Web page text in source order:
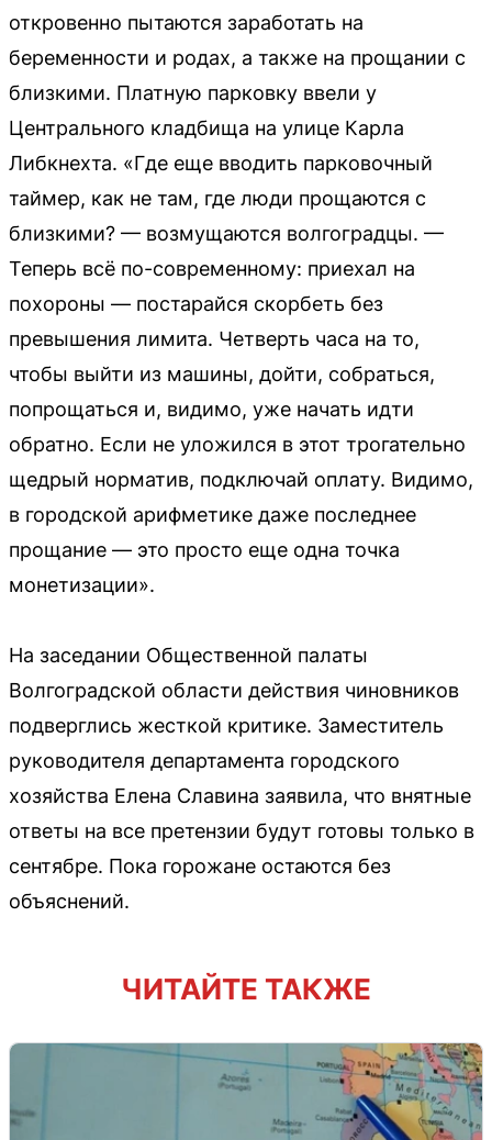
откровенно пытаются заработать на
беременности и родах, а также на прощании с
близкими. Платную парковку ввели у
Центрального кладбища на улице Карла
Либкнехта. «Где еще вводить парковочный
таймер, как не там, где люди прощаются с
близкими? — возмущаются волгоградцы. —
Теперь всё по-современному: приехал на
похороны — постарайся скорбеть без
превышения лимита. Четверть часа на то,
чтобы выйти из машины, дойти, собраться,
попрощаться и, видимо, уже начать идти
обратно. Если не уложился в этот трогательно
щедрый норматив, подключай оплату. Видимо,
в городской арифметике даже последнее
прощание — это просто еще одна точка
монетизации».
На заседании Общественной палаты
Волгоградской области действия чиновников
подверглись жесткой критике. Заместитель
руководителя департамента городского
хозяйства Елена Славина заявила, что внятные
ответы на все претензии будут готовы только в
сентябре. Пока горожане остаются без
объяснений.
ЧИТАЙТЕ ТАКЖЕ